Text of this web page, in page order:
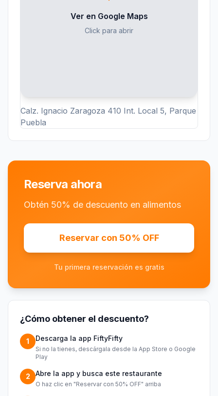
Ver en Google Maps
Click para abrir
Calz. Ignacio Zaragoza 410 Int. Local 5, Parque
Puebla
Reserva ahora
Obtén 50% de descuento en alimentos
Reservar con 50% OFF
Tu primera reservación es gratis
¿Cómo obtener el descuento?
1 Descarga la app FiftyFifty
Si no la tienes, descárgala desde la App Store o Google
Play
2 Abre la app y busca este restaurante
O haz clic en "Reservar con 50% OFF" arriba